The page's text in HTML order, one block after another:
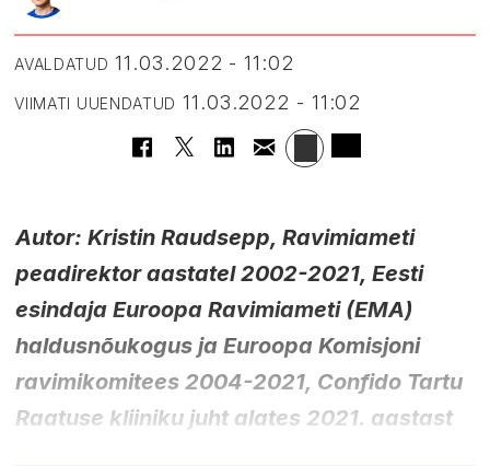
AVALDATUD 11.03.2022 - 11:02
VIIMATI UUENDATUD 11.03.2022 - 11:02
Autor: Kristin Raudsepp, Ravimiameti
peadirektor aastatel 2002-2021, Eesti
esindaja Euroopa Ravimiameti (EMA)
haldusnõukogus ja Euroopa Komisjoni
ravimikomitees 2004-2021, Confido Tartu
Raatuse kliiniku juht alates 2021. aastast